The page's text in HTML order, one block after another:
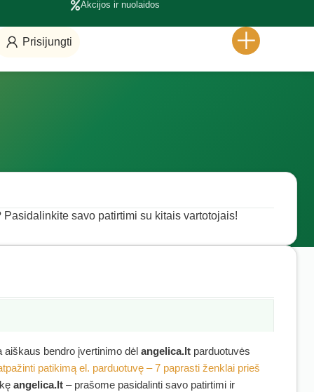
Akcijos ir nuolaidos
Prisijungti
savo patirtimi su kitais vartotojais!
aiškaus bendro įvertinimo dėl angelica.lt parduotuvės
patikimą el. parduotuvę – 7 paprasti ženklai prieš
angelica.lt – prašome pasidalinti savo patirtimi ir